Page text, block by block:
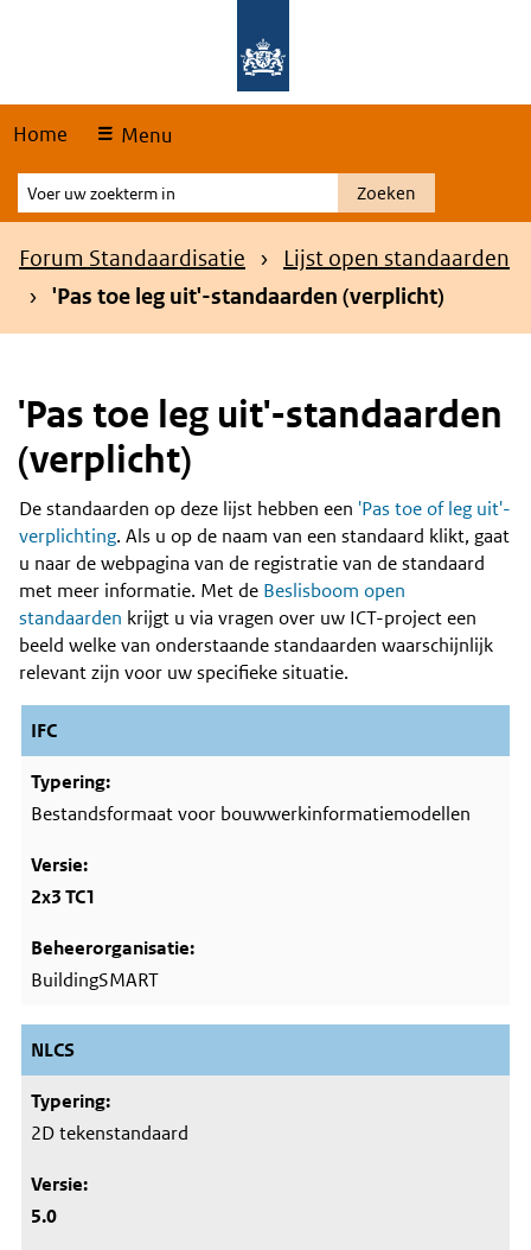
Home Menu
Voer
uw
zoekterm
Zoeken
Kruimelpad
Forum Standaardisatie
Lijst open standaarden
'Pas toe leg uit'-standaarden (verplicht)
'Pas toe leg uit'-standaarden
(verplicht)
Content
De standaarden op deze lijst hebben een 'Pas toe of leg uit'-
verplichting. Als u op de naam van een standaard klikt, gaat
u naar de webpagina van de registratie van de standaard
met meer informatie. Met de Beslisboom open
standaarden krijgt u via vragen over uw ICT-project een
beeld welke van onderstaande standaarden waarschijnlijk
relevant zijn voor uw specifieke situatie.
IFC
Bestandsformaat voor bouwwerkinformatiemodellen
2x3 TC1
BuildingSMART
NLCS
2D tekenstandaard
5.0